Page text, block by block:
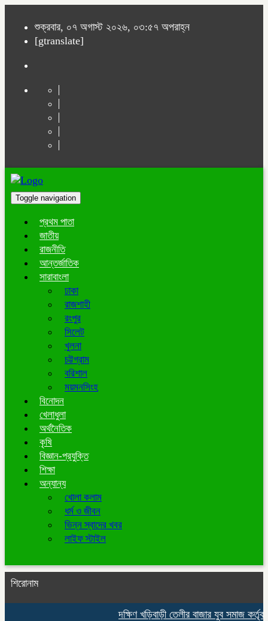
শুক্রবার, ০৭ অগাস্ট ২০২৬, ০৩:৫৭ অপরাহ্ন
[gtranslate]
Toggle navigation
প্রথম পাতা
জাতীয়
রাজনীতি
আন্তর্জাতিক
সারাবাংলা
ঢাকা
রাজশাহী
রংপুর
সিলেট
খুলনা
চট্টগ্রাম
বরিশাল
ময়মনসিংহ
বিনোদন
খেলাধুলা
অর্থনৈতিক
কৃষি
বিজ্ঞান-প্রযুক্তি
শিক্ষা
অন্যান্য
খোলা কলাম
ধর্ম ও জীবন
ভিন্ন স্বাদের খবর
লাইফ স্টাইল
শিরোনাম
দক্ষিণ খড়িবাড়ী তেলীর বাজার যুব সমাজ